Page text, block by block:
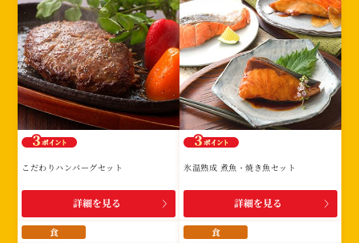
あ
り
ま
せ
ん。
こだわりハンバーグセット
詳細を見る
氷温熟成 煮魚・焼き魚セット
詳細を見る
食 食